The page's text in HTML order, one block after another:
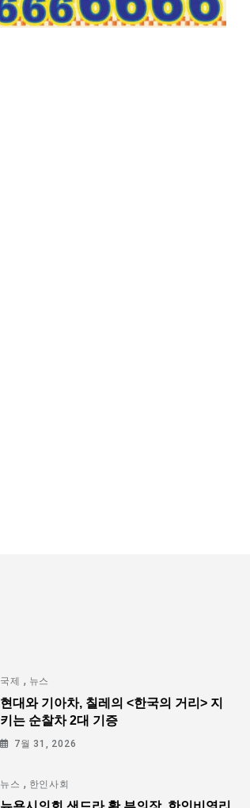
국제 , 뉴스
현대와 기아차, 칠레의 <한국의 거리> 지
키는 순찰차 2대 기증
7월 31, 2026
뉴스 , 한인사회